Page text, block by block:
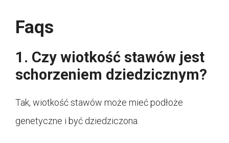
Faqs
1. Czy wiotkość stawów jest
schorzeniem dziedzicznym?
Tak, wiotkość stawów może mieć podłoże
genetyczne i być dziedziczona.